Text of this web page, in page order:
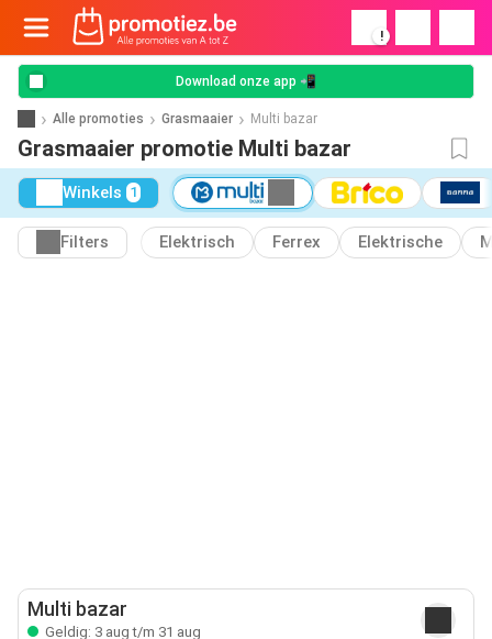
!
Download onze app 📲
Alle promoties Grasmaaier Multi bazar
Grasmaaier promotie Multi bazar
Winkels 1
Filters Elektrisch Ferrex Elektrische
Multi bazar
Geldig: 3 aug t/m 31 aug